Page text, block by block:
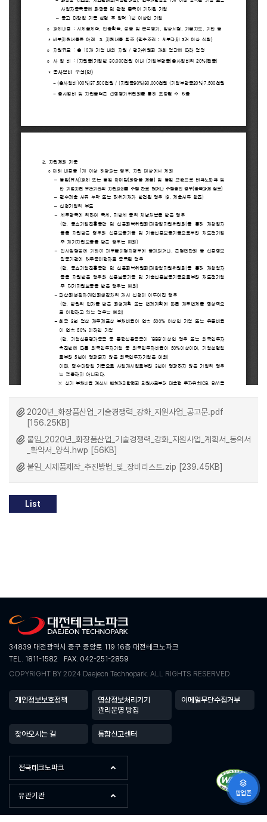
2020년_화장품산업_기술경쟁력_강화_지원사업_공고문.pdf
[156.25KB]
붙임_2020년_화장품산업_기술경쟁력_강화_지원사업_계획서_동의서
_확약서_양식.hwp [56KB]
붙임_시제품제작_추진방법_및_장비리스트.zip [239.45KB]
List
34839 대전광역시 중구 중앙로 119 16층 대전테크노파크
TEL. 1811-1582
FAX. 042-251-2859
COPYRIGHT BY 2024 Daejeon Technopark. ALL RIGHTS RESERVED
전국테크노파크
유관기관
개인정보보호정책
영상정보처리기기
관리운영 방침
이메일무단수집거부
찾아오시는 길 통합신고센터
팝업존